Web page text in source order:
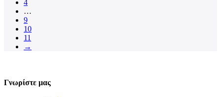
4
…
9
10
11
→
Γνωρίστε μας